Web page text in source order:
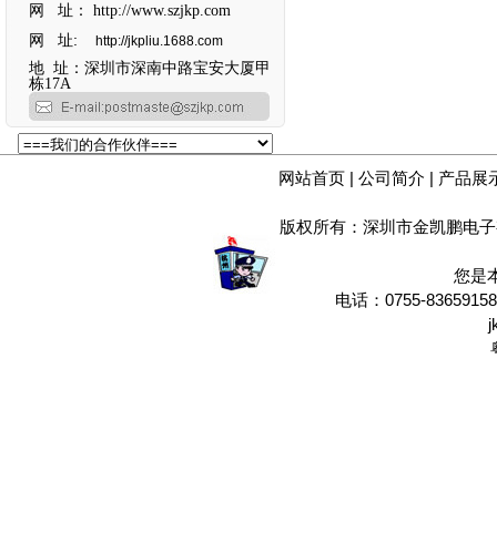
网 址： http://www.szjkp.com
网 址: http://jkpliu.1688.com
地 址：深圳市深南中路宝安大厦甲
栋17A
网站首页 | 公司简介 | 产品展
版权所有：深圳市金凯鹏电
您是
电话：0755-